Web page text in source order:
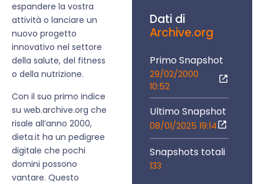
espandere la vostra
attività o lanciare un
nuovo progetto
innovativo nel settore
della salute, del fitness
o della nutrizione.
Con il suo primo indice
su web.archive.org che
risale all’anno 2000,
dieta.it ha un pedigree
digitale che pochi
domini possono
vantare. Questo
Dati di
Archive.org
Primo Snapshot
29/02/2000
10:52
Ultimo Snapshot
08/01/2025 19:14
Snapshots totali
133